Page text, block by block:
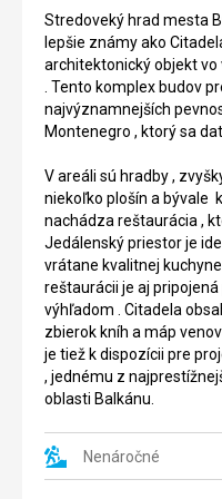
Stredoveký hrad mesta
lepšie známy ako
architektonický objekt
. Tento komplex budov
najvýznamnejších
Montenegro , ktorý sa
V areáli sú hradby ,
niekoľko plošín a bývale
nachádza reštaurácia ,
Jedálenský priestor je
vrátane kvalitnej
reštaurácii je aj
výhľadom . Citadela
zbierok kníh a máp
je tiež k dispozícii pre
, jednému z
oblasti Balkánu.
Nenáročné
hotelu
Park
1600
dlhá
Ako
pláž
bola
vyhlásená
roku
1920.
Navrhol
slovinský
architekt
dievčata
Socha
nachádza
Mesea
ceste
pláží
Mogren
Existuje
mnoho
príbehov
pôvode